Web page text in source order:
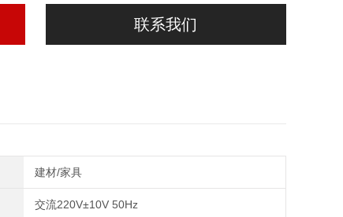
联系我们
建材/家具
交流220V±10V 50Hz